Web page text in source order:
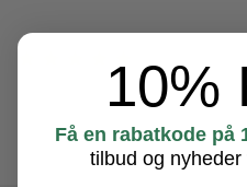
10%
Få en rabatkode på
tilbud og